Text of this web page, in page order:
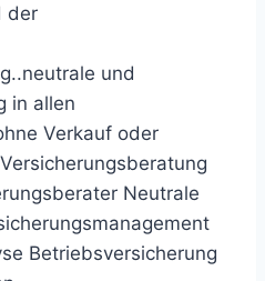
der
und
in allen
Verkauf oder
Neutrale
Betriebsversicherung